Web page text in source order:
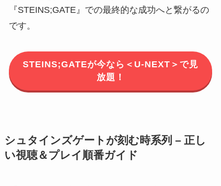
『STEINS;GATE』での最終的な成功へと繋がるの
です。
STEINS;GATEが今なら＜U-NEXT＞で見
放題！
シュタインズゲートが刻む時系列 – 正し
い視聴＆プレイ順番ガイド